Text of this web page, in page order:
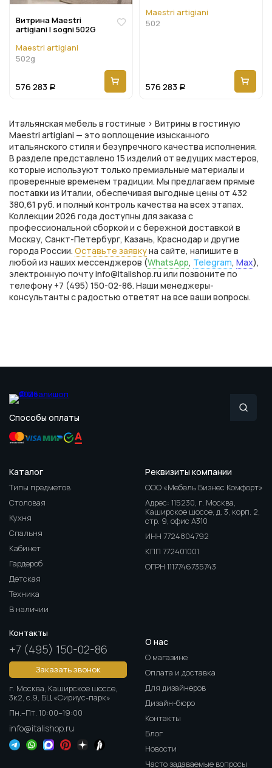
Витрина Maestri
artigiani I sogni 502G
Maestri artigiani
502g
576 283 Р
Maestri artigiani
502
576 283 Р
Итальянская мебель в гостиные > Витрины в гостиную
Maestri artigiani — это воплощение изысканного
итальянского стиля и безупречного качества исполнения.
В разделе представлено 15 изделий от ведущих мастеров,
которые используют только премиальные материалы и
проверенные временем традиции. Мы предлагаем прямые
поставки из Италии, обеспечивая выгодные цены от 432
380,61 руб. и полный контроль качества на всех этапах.
Коллекции 2026 года доступны для заказа с
профессиональной сборкой и с бережной доставкой в
Москву, Санкт-Петербург, Казань, Краснодар и другие
города России. Оставьте заявкуна сайте, напишите в
любой из наших мессенджеров (WhatsApp, Telegram, Max),
электронную почту info@italishop.ru или позвоните по
телефону +7 (495) 150-02-86. Наши менеджеры-
консультанты с радостью ответят на все ваши вопросы.
Способы оплаты
Каталог
Типы предметов
Столовая
Кухня
Спальня
Кабинет
Гардероб
Детская
Техника
В наличии
О нас
О магазине
Оплата и доставка
Для дизайнеров
Дизайн-бюро
Контакты
Блог
Новости
Часто задаваемые вопросы
Реквизиты компании
ООО «Мебель Бизнес Комфорт»
Адрес: 115230, г. Москва,
Каширское шоссе, д. 3, корп. 2,
стр. 9, офис А310
ИНН 7724804792
КПП 772401001
ОГРН 1117746735743
Контакты
+7 (495) 150-02-86
Заказать звонок
г. Москва, Каширское шоссе,
3к2, с.9, БЦ «Сириус-парк»
Пн.–Пт. 10:00–19:00
info@italishop.ru